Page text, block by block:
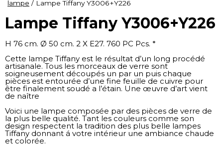
lampe / Lampe Tiffany Y3006+Y226
Lampe Tiffany Y3006+Y226
H 76 cm. Ø 50 cm. 2 X E27. 760 PC Pcs. *
Cette lampe Tiffany est le résultat d’un long procédé
artisanale. Tous les morceaux de verre sont
soigneusement découpés un par un puis chaque
pièces est entourée d’une fine feuille de cuivre pour
être finalement soudé a l’étain. Une œuvre d’art vient
de naître
Voici une lampe composée par des pièces de verre de
la plus belle qualité. Tant les couleurs comme son
design respectent la tradition des plus belle lampes
Tiffany donnant á votre intérieur une ambiance chaude
et colorée.